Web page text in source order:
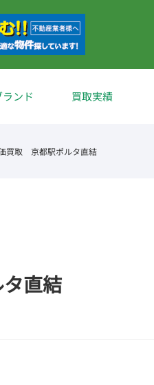
ンド 買取実績
買取 京都駅ポルタ直結
直結